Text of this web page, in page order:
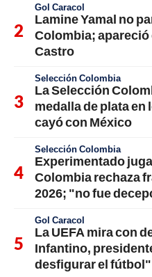
Gol Caracol
Lamine Yamal no
Colombia; apareció
Castro
Selección Colombia
La Selección
medalla de plata
cayó con México
Selección Colombia
Experimentado
Colombia rechaza
2026; "no fue
Gol Caracol
La UEFA mira con
Infantino,
desfigurar el fútbol"